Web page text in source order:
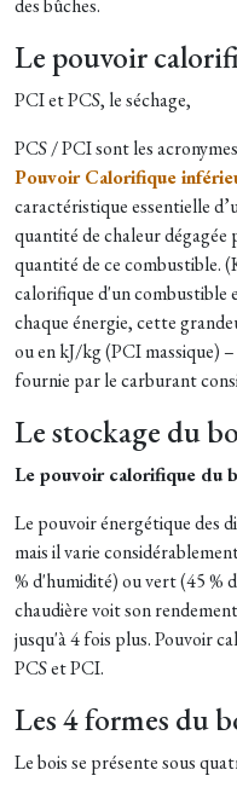
des bûches.
Le pouvoir
PCI et PCS, le séchage,
PCS / PCI sont les
Pouvoir Calorifique
caractéristique essentielle
quantité de chaleur dégagée
quantité de ce combustible.
calorifique d'un combustible
chaque énergie, cette
ou en kJ/kg (PCI massique)
fournie par le carburant
Le stockage du
Le pouvoir calorifique du
Le pouvoir énergétique des
mais il varie
% d'humidité) ou vert (45 %
chaudière voit son
jusqu'à 4 fois plus. Pouvoir
PCS et PCI.
Les 4 formes du
Le bois se présente sous